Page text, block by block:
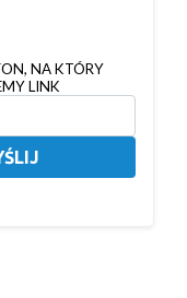
NA KTÓRY
LINK